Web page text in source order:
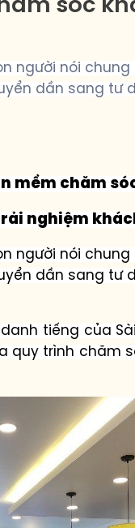
sóc
người nói
dần sang tư
mềm chăm
nghiệm
người nói
dần sang tư
tiếng của
quy trình chăm